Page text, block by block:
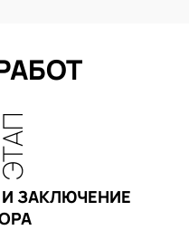
ЭТАП
ЗАКЛЮЧЕНИЕ